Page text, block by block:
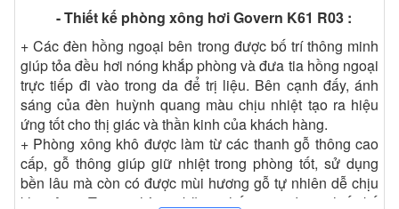
- Thiết kế phòng xông hơi Govern K61 R03 :
+ Các đèn hồng ngoại bên trong được bố trí thông minh
giúp tỏa đều hơi nóng khắp phòng và đưa tia hồng ngoại
trực tiếp đi vào trong da để trị liệu. Bên cạnh đấy, ánh
sáng của đèn huỳnh quang màu chịu nhiệt tạo ra hiệu
ứng tốt cho thị giác và thần kinh của khách hàng.
+ Phòng xông khô được làm từ các thanh gỗ thông cao
cấp, gỗ thông giúp giữ nhiệt trong phòng tốt, sử dụng
bền lâu mà còn có được mùi hương gỗ tự nhiên dễ chịu
khi xông. Trong phòng, băng ghế cũng được thiết kế